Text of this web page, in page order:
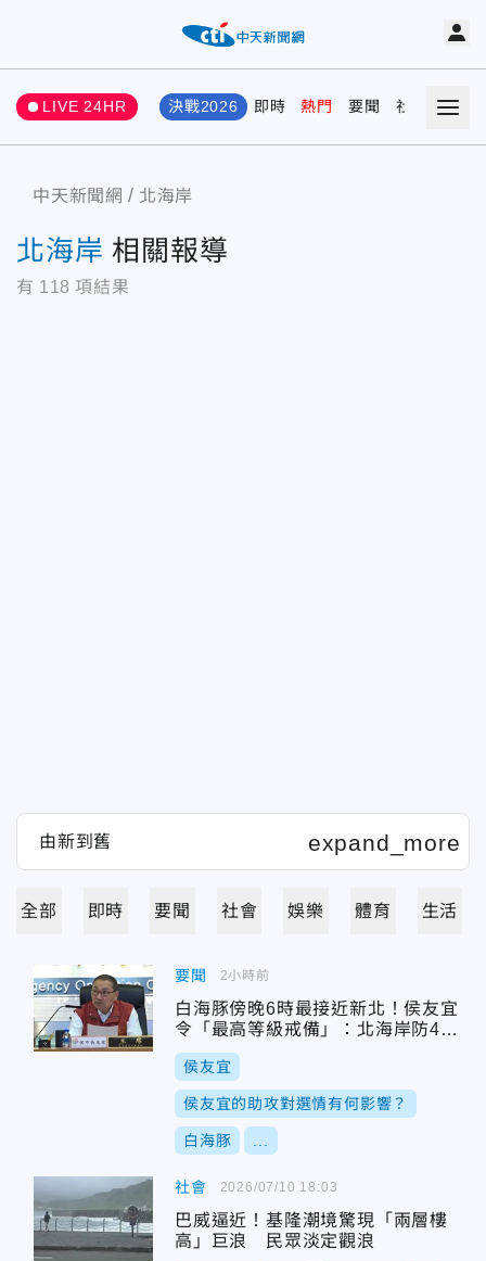
LIVE 24HR 決戰2026 即時 熱門 要聞 社會 娛樂
中天新聞網 北海岸
北海岸 相關報導
有 118 項結果
全部 即時 要聞 社會 娛樂 體育 生活
要聞
白海豚傍晚6時最接近新北！侯友宜
令「最高等級戒備」：北海岸防4米
大浪
侯友宜
侯友宜的助攻對選情有何影響？
白海豚
2小時前
社會
巴威逼近！基隆潮境驚現「兩層樓
高」巨浪 民眾淡定觀浪
2026/07/10 18:03